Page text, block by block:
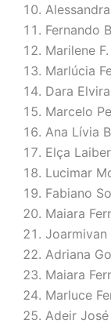
Fernando
Marilene
Marlúcia
Dara
Marcelo
Ana Lívia
Elça
Lucimar
Fabiano
Maiara
Joarmivan
Adriana
Maiara
Marluce
Adeir